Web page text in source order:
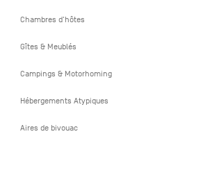
Chambres d'hôtes
Gîtes & Meublés
Campings & Motorhoming
Hébergements Atypiques
Aires de bivouac